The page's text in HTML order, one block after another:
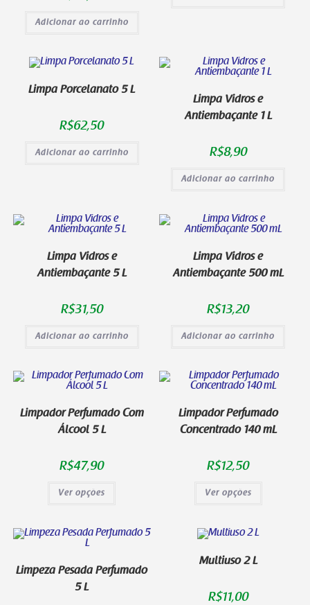
Adicionar ao carrinho
Limpa Porcelanato 5 L
R$62,50
Adicionar ao carrinho
Limpa Vidros e
Antiembaçante 1 L
R$8,90
Adicionar ao carrinho
Limpa Vidros e
Antiembaçante 5 L
R$31,50
Adicionar ao carrinho
Limpa Vidros e
Antiembaçante 500 mL
R$13,20
Adicionar ao carrinho
Limpador Perfumado Com
Álcool 5 L
R$47,90
Ver opções
Limpador Perfumado
Concentrado 140 mL
R$12,50
Ver opções
Limpeza Pesada Perfumado
5 L
Multiuso 2 L
R$11,00